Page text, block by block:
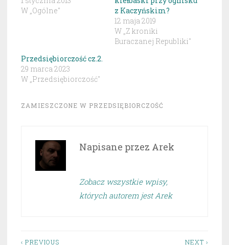
W „Ogólne"
z Kaczyńskim?
12 maja 2019
W „Z kroniki
Buraczanej Republiki"
Przedsiębiorczość cz.2.
29 marca 2023
W „Przedsiębiorczość"
ZAMIESZCZONE W PRZEDSIĘBIORCZOŚĆ
Napisane przez Arek
Zobacz wszystkie wpisy,
których autorem jest Arek
‹ PREVIOUS
NEXT ›